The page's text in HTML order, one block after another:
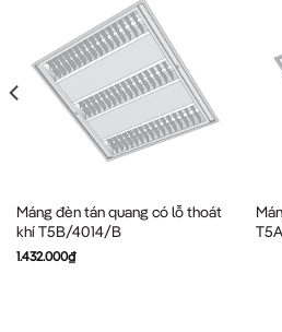
Máng đèn tán quang có lỗ thoát
khí T5B/4014/B
1.432.000₫